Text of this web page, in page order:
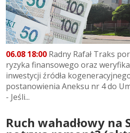
06.08 18:00 Radny Rafał Traks
ryzyka finansowego oraz
inwestycji źródła
postanowienia Aneksu nr 4 do
- Jeśli...
Ruch wahadłowy na